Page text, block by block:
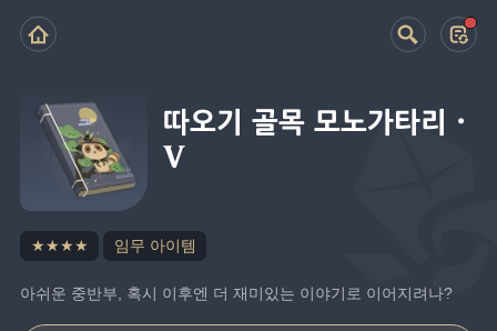
따오기 골목 모노가타리·
V
★★★★ 임무 아이템
아쉬운 중반부, 혹시 이후엔 더 재미있는 이야기로 이어지려나?